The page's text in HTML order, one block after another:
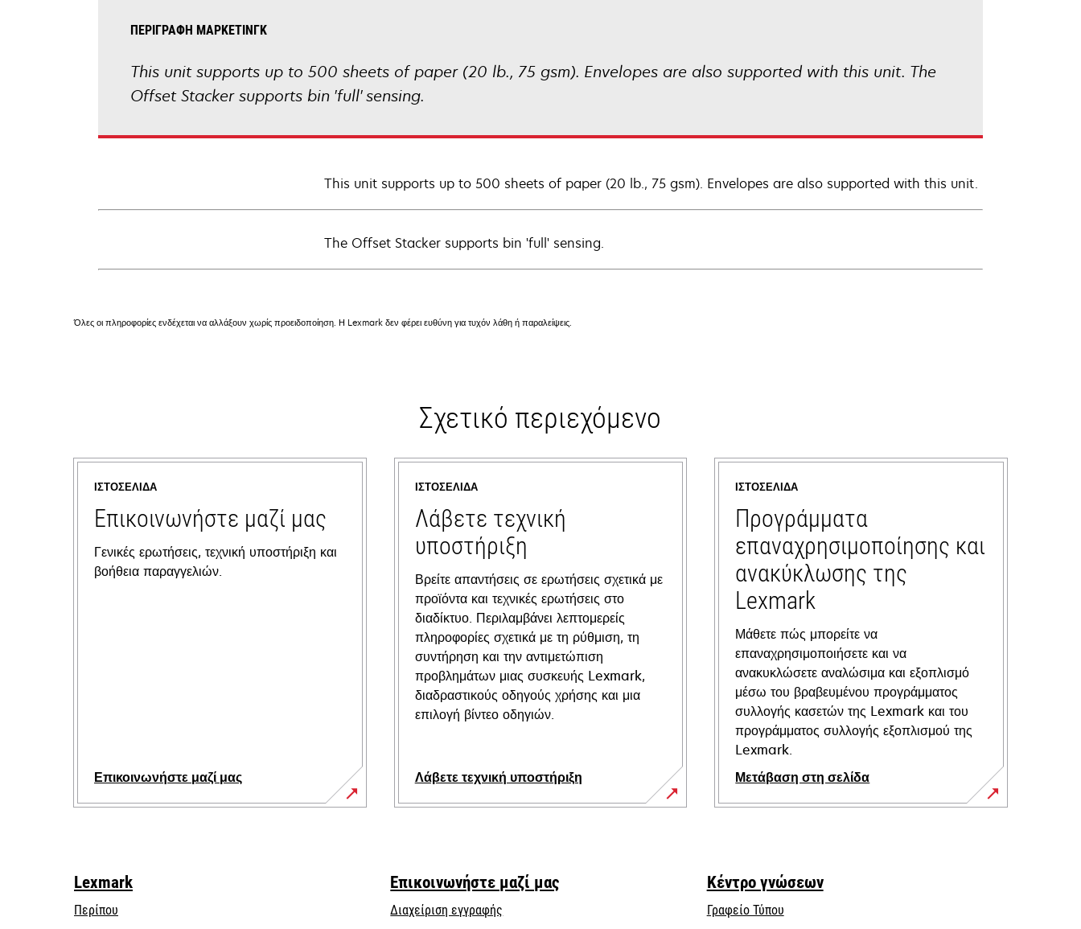
ΠΕΡΙΓΡΑΦΉ ΜΆΡΚΕΤΙΝΓΚ
This unit supports up to 500 sheets of paper (20 lb., 75 gsm). Envelopes are also supported with this unit. The
Offset Stacker supports bin 'full' sensing.
This unit supports up to 500 sheets of paper (20 lb., 75 gsm). Envelopes are also supported with this unit.
The Offset Stacker supports bin 'full' sensing.
Όλες οι πληροφορίες ενδέχεται να αλλάξουν χωρίς προειδοποίηση. Η Lexmark δεν φέρει ευθύνη για τυχόν λάθη ή παραλείψεις.
Σχετικό περιεχόμενο
ΙΣΤΟΣΕΛΊΔΑ
Επικοινωνήστε μαζί μας
Γενικές ερωτήσεις, τεχνική υποστήριξη και
βοήθεια παραγγελιών.
Επικοινωνήστε μαζί μας
ΙΣΤΟΣΕΛΊΔΑ
Λάβετε τεχνική
υποστήριξη
Βρείτε απαντήσεις σε ερωτήσεις σχετικά με
προϊόντα και τεχνικές ερωτήσεις στο
διαδίκτυο. Περιλαμβάνει λεπτομερείς
πληροφορίες σχετικά με τη ρύθμιση, τη
συντήρηση και την αντιμετώπιση
προβλημάτων μιας συσκευής Lexmark,
διαδραστικούς οδηγούς χρήσης και μια
επιλογή βίντεο οδηγιών.
Λάβετε τεχνική υποστήριξη
opens
tab
ΙΣΤΟΣΕΛΊΔΑ
Προγράμματα
επαναχρησιμοποίησης και
ανακύκλωσης της
Lexmark
Μάθετε πώς μπορείτε να
επαναχρησιμοποιήσετε και να
ανακυκλώσετε αναλώσιμα και εξοπλισμό
μέσω του βραβευμένου προγράμματος
συλλογής κασετών της Lexmark και του
προγράμματος συλλογής εξοπλισμού της
Lexmark.
Μετάβαση στη σελίδα
Lexmark
Περίπου
Επικοινωνήστε μαζί μας
Διαχείριση εγγραφής
Κέντρο γνώσεων
Γραφείο Τύπου